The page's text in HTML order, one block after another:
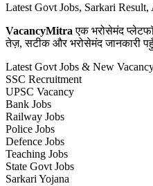
Latest Govt Jobs, Sarkari
VacancyMitra एक भरोसेमंद
तेज़, सटीक और भरोसेमंद जानकारी
Latest Govt Jobs & New
SSC Recruitment
UPSC Vacancy
Bank Jobs
Railway Jobs
Police Jobs
Defence Jobs
Teaching Jobs
State Govt Jobs
Sarkari Yojana